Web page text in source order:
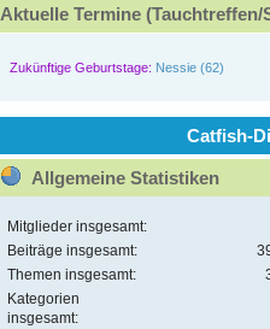
Aktuelle Termine
Zukünftige Geburtstage: Nessie (62)
Catfish-
Allgemeine Statistiken
Mitglieder insgesamt:
Beiträge insgesamt:
Themen insgesamt:
Kategorien
insgesamt: